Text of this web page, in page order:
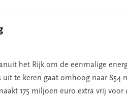
het Rijk om de eenmalige
uit te keren gaat omhoog naar 854
175 miljoen euro extra vrij voor